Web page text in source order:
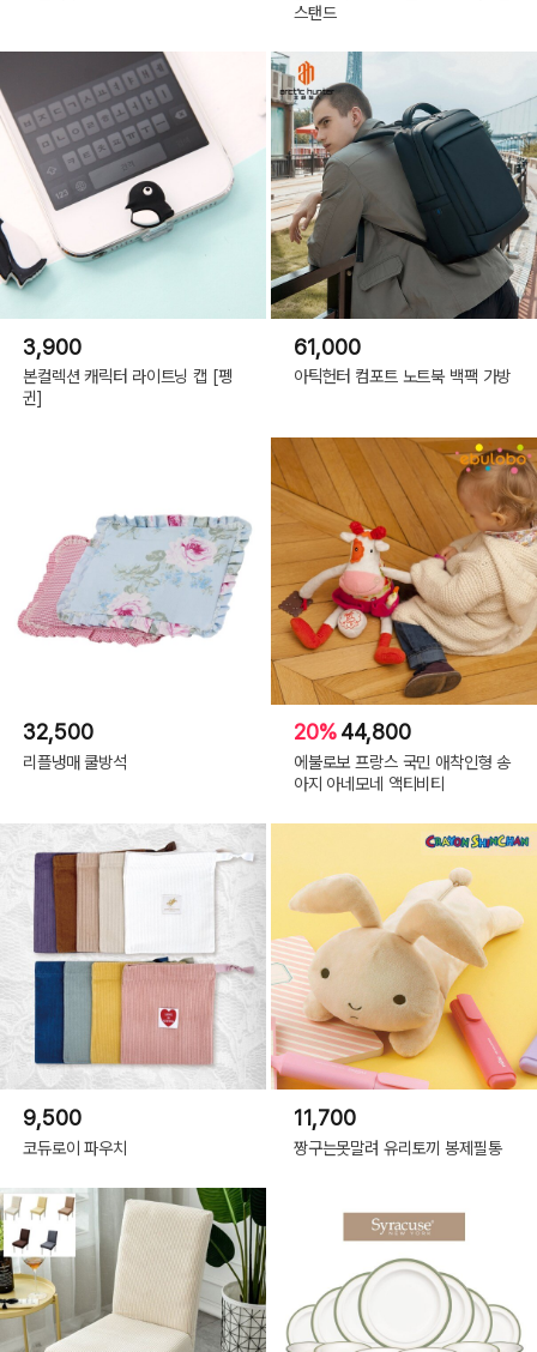
대나무종이
MARK'S
수입/판매원
(주)텐바이텐
(C) 10X10.INC 2022(or COPYRIGHT(C) 2022 ALL RIGHTS RESERVED BY
10X10 INC)
스탠드
3,900
본컬렉션 캐릭터 라이트닝 캡 [펭
귄]
61,000
아틱헌터 컴포트 노트북 백팩 가방
32,500
리플냉매 쿨방석
20%44,800
에불로보 프랑스 국민 애착인형 송
아지 아네모네 액티비티
9,500
코듀로이 파우치
11,700
짱구는못말려 유리토끼 봉제필통